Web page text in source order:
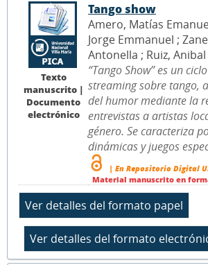
Texto
manuscrito |
Documento
electrónico
Tango show
Amero, Matías
Jorge Emmanuel ;
Antonella ; Ruiz, Anibal
“Tango Show” es un
streaming sobre tango,
del humor mediante la
entrevistas a artistas
género. Se caracteriza
dinámicas y juegos
| En Repositorio Digital
Material manuscrito en